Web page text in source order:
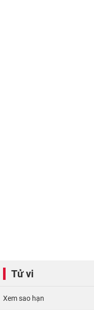
Tử vi
Xem sao hạn